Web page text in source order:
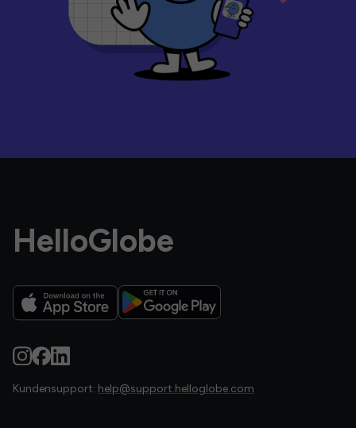
HelloGlobe
Kundensupport: help@support.helloglobe.com